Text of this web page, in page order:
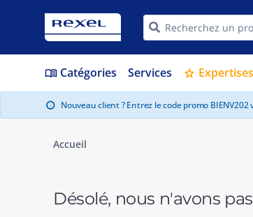
menu_book Catégories Services star Expertises
info Nouveau client ? Entrez le code promo
Accueil
Désolé, nous n'avons